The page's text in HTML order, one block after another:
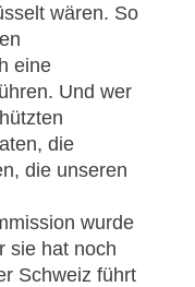
wären. So
eine
Und wer
die
die unseren
wurde
sie hat noch
Schweiz führt